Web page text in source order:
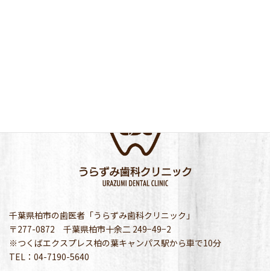
千葉県柏市の歯医者「うらずみ歯科クリニック」
〒277-0872 千葉県柏市十余二 249−49−2
※つくばエクスプレス柏の葉キャンパス駅から車で10分
TEL：04-7190-5640